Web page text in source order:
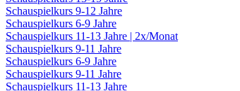
Schauspielkurs 9-12 Jahre
Schauspielkurs 6-9 Jahre
Schauspielkurs 11-13 Jahre | 2x/Monat
Schauspielkurs 9-11 Jahre
Schauspielkurs 6-9 Jahre
Schauspielkurs 9-11 Jahre
Schauspielkurs 11-13 Jahre